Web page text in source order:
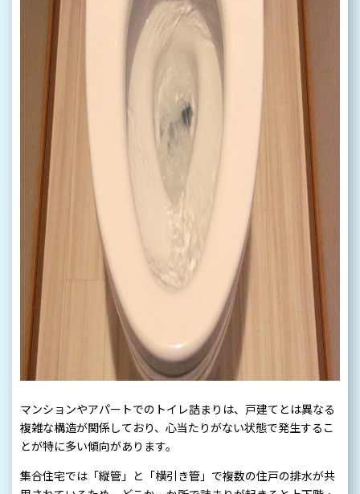
マンションやアパートでのトイレ詰まりは、戸建てとは異なる
複雑な構造が関係しており、心当たりがない状態で発生するこ
とが特に多い傾向があります。
集合住宅では「縦管」と「横引き管」で複数の住戸の排水が共